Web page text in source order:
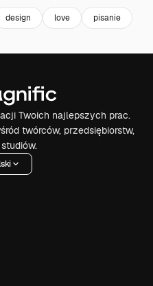
design love pisanie
Twoich najlepszych prac.
twórców, przedsiębiorstw,